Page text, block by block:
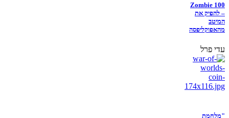
Zombie 100
– להפיק את
המיטב
מהאפוקליפסה
עדי פרל
"מלחמת